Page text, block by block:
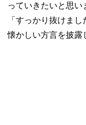
っていきたいと思
「すっかり抜けま
懐かしい方言を披露